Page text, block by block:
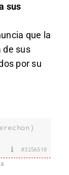
sus
que la
de sus
por su
#3256518